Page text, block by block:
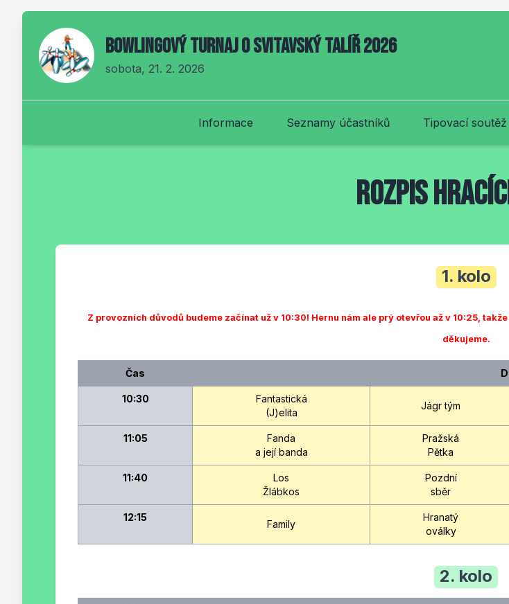
Bowlingový turnaj O svitavský talíř 2026
sobota, 21. 2. 2026
Informace Seznamy účastníků Tipovací soutěž
Rozpis
1. kolo
Z provozních důvodů budeme začínat už v 10:30! Hernu nám ale prý otevřou až v 10:25, takže
děkujeme.
Čas
10:30
Fantastická
(J)elita
Jágr tým
11:05
Fanda
a její banda
Pražská
Pětka
11:40
Los
Žlábkos
Pozdní
sběr
12:15
Family
Hranatý
oválky
2. kolo